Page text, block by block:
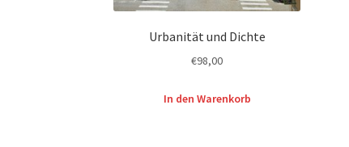
Urbanität und Dichte
€98,00
In den Warenkorb